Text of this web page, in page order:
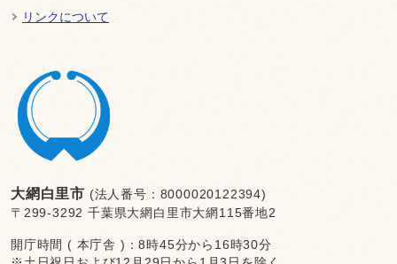
リンクについて
大網白里市 (法人番号：8000020122394)
〒299-3292 千葉県大網白里市大網115番地2
開庁時間 ( 本庁舎 )：8時45分から16時30分